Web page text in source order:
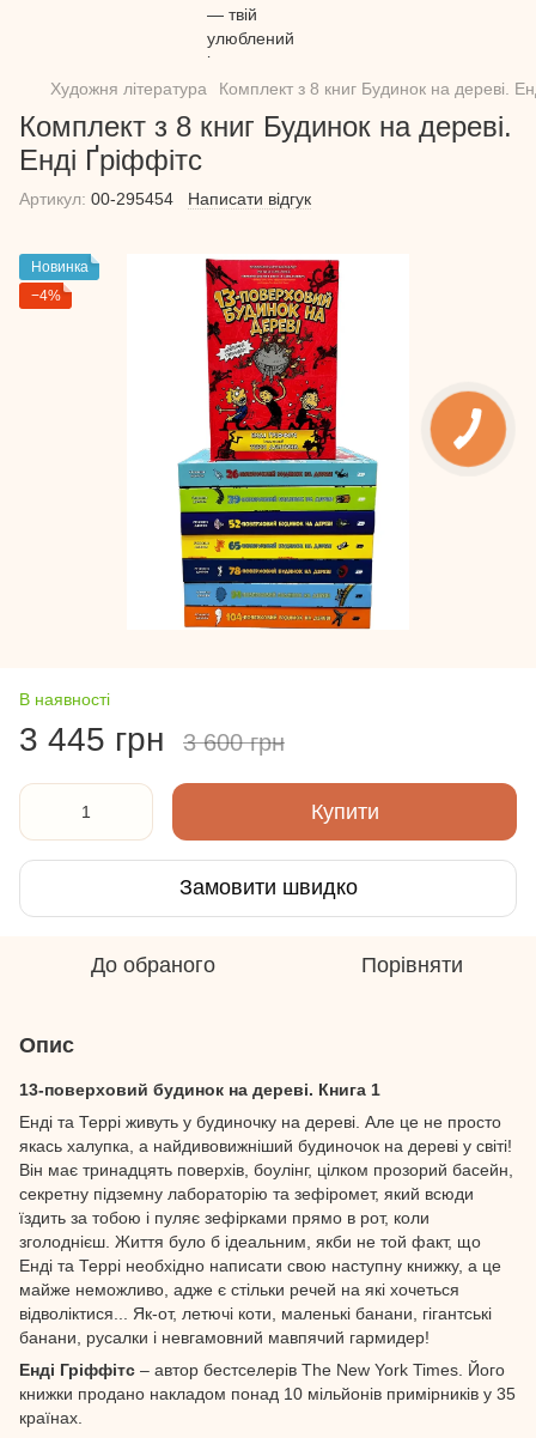
Художня література Комплект з 8 книг Будинок на дереві.
Комплект з 8 книг Будинок на дереві.
Енді Ґріффітс
Артикул: 00-295454 Написати відгук
Новинка
−4%
В наявності
3 445 грн 3 600 грн
Купити
Замовити швидко
До обраного Порівняти
Опис
13-поверховий будинок на дереві. Книга 1
Енді та Террі живуть у будиночку на дереві. Але це не просто
якась халупка, а найдивовижніший будиночок на дереві у світі!
Він має тринадцять поверхів, боулінг, цілком прозорий басейн,
секретну підземну лабораторію та зефіромет, який всюди
їздить за тобою і пуляє зефірками прямо в рот, коли
зголоднієш. Життя було б ідеальним, якби не той факт, що
Енді та Террі необхідно написати свою наступну книжку, а це
майже неможливо, адже є стільки речей на які хочеться
відволіктися... Як-от, летючі коти, маленькі банани, гігантські
банани, русалки і невгамовний мавпячий гармидер!
Енді Гріффітс – автор бестселерів The New York Times. Його
книжки продано накладом понад 10 мільйонів примірників у 35
країнах.